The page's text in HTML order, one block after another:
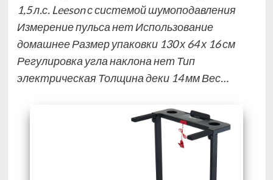
1,5 л.с. Leeson с системой шумоподавления
Измерение пульса нет Использование
домашнее Размер упаковки 130 х 64 х 16 см
Регулировка угла наклона нет Тип
электрическая Толщина деки 14 мм Вес…